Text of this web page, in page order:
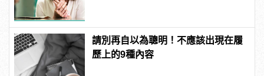
請別再自以為聰明！不應該出現在履
歷上的9種內容